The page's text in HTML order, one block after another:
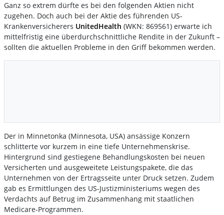
Ganz so extrem dürfte es bei den folgenden Aktien nicht
zugehen. Doch auch bei der Aktie des führenden US-
Krankenversicherers UnitedHealth (WKN: 869561) erwarte ich
mittelfristig eine überdurchschnittliche Rendite in der Zukunft –
sollten die aktuellen Probleme in den Griff bekommen werden.
Der in Minnetonka (Minnesota, USA) ansässige Konzern
schlitterte vor kurzem in eine tiefe Unternehmenskrise.
Hintergrund sind gestiegene Behandlungskosten bei neuen
Versicherten und ausgeweitete Leistungspakete, die das
Unternehmen von der Ertragsseite unter Druck setzen. Zudem
gab es Ermittlungen des US-Justizministeriums wegen des
Verdachts auf Betrug im Zusammenhang mit staatlichen
Medicare-Programmen.